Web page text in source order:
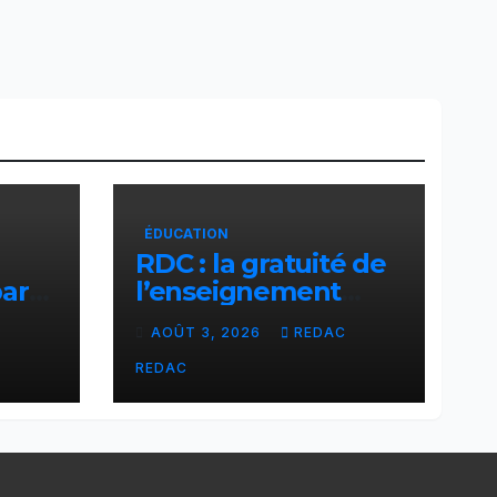
ÉDUCATION
RDC : la gratuité de
l’enseignement
primaire, vision
phare du Président
Félix Tshisekedi
réaffirmée par une
Secrétaire général
AOÛT 3, 2026 REDAC
REDAC